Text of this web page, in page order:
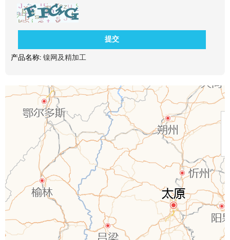
产品名称: 镍网及精加工